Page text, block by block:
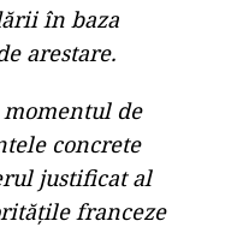
în baza
arestare.
de
concrete
justificat al
franceze